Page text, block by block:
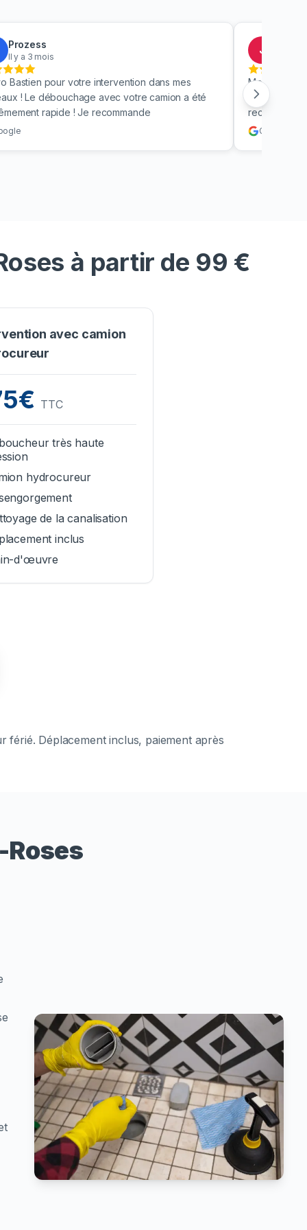
Prozess
Il y a 3 mois
Bastien pour votre intervention dans mes
! Le débouchage avec votre camion a été
rapide ! Je recommande
J
Merci
toilettes en
Google
à partir de 99 €
avec camion
TTC
très haute
hydrocureur
de la canalisation
inclus
d'œuvre
Déplacement inclus, paiement après